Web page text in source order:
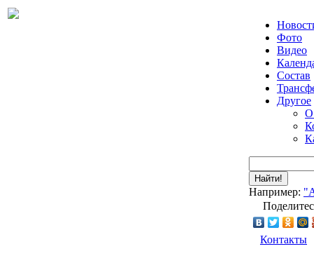
Фото
Видео
Состав
Другое
О
Найти!
Например:
Контакты